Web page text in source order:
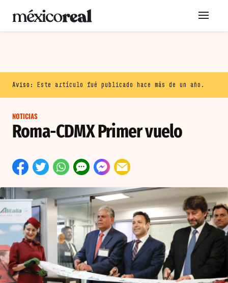
Aviso: Este artículo fué publicado hace más de un año.
NOTICIAS
Roma-CDMX Primer vuelo